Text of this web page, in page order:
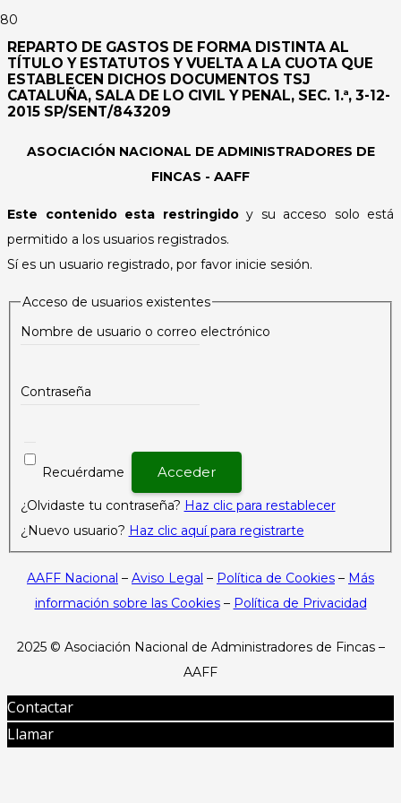
REPARTO DE GASTOS DE FORMA DISTINTA AL
TÍTULO Y ESTATUTOS Y VUELTA A LA CUOTA QUE
ESTABLECEN DICHOS DOCUMENTOS TSJ
CATALUÑA, SALA DE LO CIVIL Y PENAL, SEC. 1.ª, 3-12-
2015 SP/SENT/843209
ASOCIACIÓN NACIONAL DE ADMINISTRADORES DE
FINCAS - AAFF
Este contenido esta restringidoy su acceso solo está
permitido a los usuarios registrados.
Sí es un usuario registrado, por favor inicie sesión.
Acceso de usuarios existentes
Nombre de usuario o correo electrónico
Contraseña
Recuérdame
¿Olvidaste tu contraseña? Haz clic para restablecer
¿Nuevo usuario? Haz clic aquí para registrarte
AAFF Nacional – Aviso Legal – Política de Cookies – Más
información sobre las Cookies– Política de Privacidad
2025 © Asociación Nacional de Administradores de Fincas –
AAFF
Contactar
Llamar